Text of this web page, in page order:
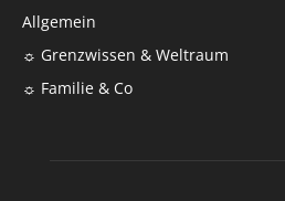
Allgemein
☼ Grenzwissen & Weltraum
☼ Familie & Co